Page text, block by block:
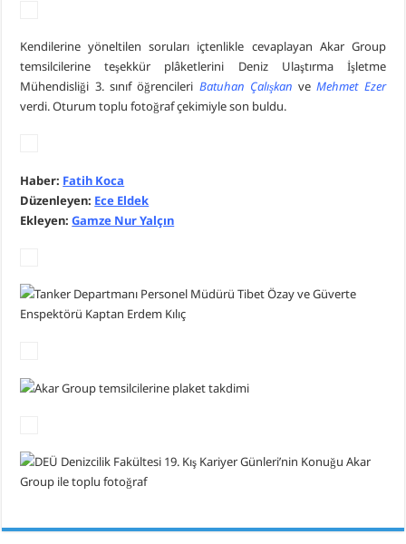
Kendilerine yöneltilen soruları içtenlikle cevaplayan Akar Group
temsilcilerine teşekkür plâketlerini Deniz Ulaştırma İşletme
Mühendisliği 3. sınıf öğrencileri Batuhan Çalışkan veMehmet Ezer
verdi. Oturum toplu fotoğraf çekimiyle son buldu.
Haber: Fatih Koca
Düzenleyen: Ece Eldek
Ekleyen:Gamze Nur Yalçın